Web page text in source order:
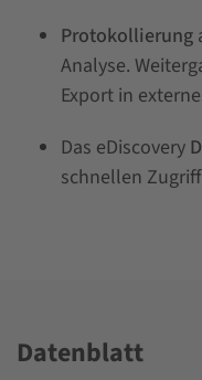
Protokollierung
Analyse.
Export in
Das eDiscovery
schnellen
Datenblatt